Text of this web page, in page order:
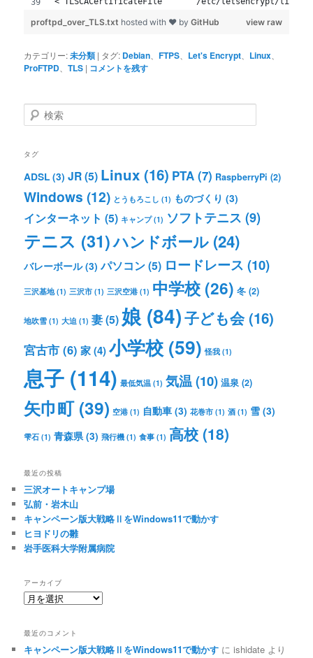
view raw
proftpd_over_TLS.txt hosted with ❤ byGitHub
カテゴリー:未分類 | タグ: Debian 、FTPS Let's Encrypt Linux
ProFTPD 、TLS | コメントを残す
検
索
タグ
ADSL (3) JR(5) Linux (16) PTA (7) RaspberryPi (2)
Windows (12) とうもろこし (1) ものづくり (3)
インターネット (5) キャンプ(1) ソフトテニス (9)
テニス (31)ハンドボール (24)
バレーボール(3) パソコン(5) ロードレース (10)
三沢基地(1) 三沢市 (1) 三沢空港 (1) 中学校 (26) 冬 (2)
地吹雪 (1) 大迫 (1) 妻(5) 娘 (84)子ども会(16)
宮古市 (6) 家(4)小学校 (59) 怪我 (1)
息子 (114) 最低気温 (1) 気温(10) 温泉 (2)
矢巾町(39) 空港 (1) 自動車 (3) 花巻市 (1) 酒 (1) 雪 (3)
雫石 (1) 青森県 (3) 飛行機 (1) 食事 (1) 高校 (18)
最近の投稿
三沢オートキャンプ場
弘前・岩木山
キャンペーン版大戦略ⅡをWindows11で動かす
ヒヨドリの雛
岩手医科大学附属病院
アーカイブ
ア
イ
ブ
最近のコメント
キャンペーン版大戦略ⅡをWindows11で動かす にishidate より